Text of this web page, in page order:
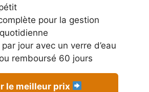
:
€.36,65 €.pour la gestion
jour avec un verre d’eau
remboursé 60 jours
le meilleur prix